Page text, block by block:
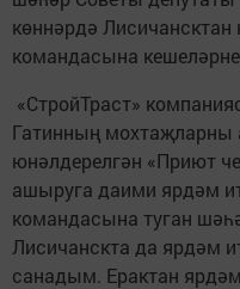
көннәрдә
командасына
«СтройТраст»
Гатинның мохтаҗларны
юнәлдерелгән «Приют
ашыруга даими ярдәм
командасына туган
Лисичанскта да ярдәм
санадым. Ерактан